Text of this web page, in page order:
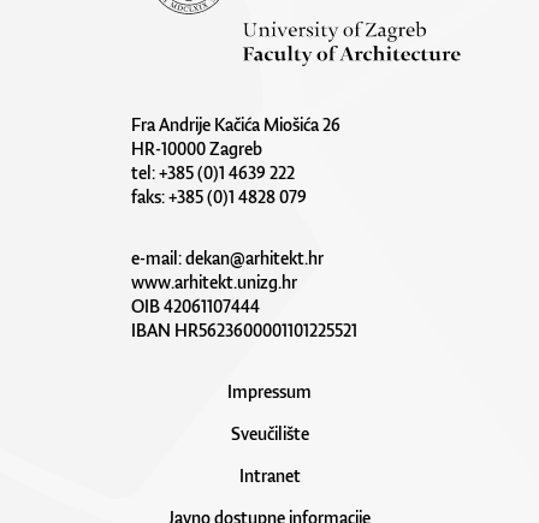
Fra Andrije Kačića Miošića 26
HR-10000 Zagreb
tel: +385 (0)1 4639 222
faks: +385 (0)1 4828 079
e-mail:dekan@arhitekt.hr
www.arhitekt.unizg.hr
OIB 42061107444
IBAN HR5623600001101225521
Impressum
Sveučilište
Intranet
Javno dostupne informacije